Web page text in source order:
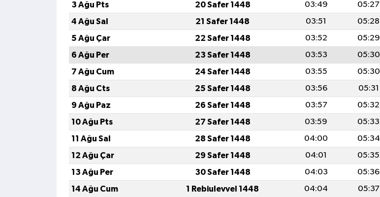
3 Ağu Pts
20 Safer 1448 03:49 05:27
4 Ağu Sal
21 Safer 1448 03:51 05:28
5 Ağu Çar
22 Safer 1448 03:52 05:29
6 Ağu Per
23 Safer 1448 03:53 05:30
7 Ağu Cum
24 Safer 1448 03:55 05:30
8 Ağu Cts
25 Safer 1448 03:56 05:31
9 Ağu Paz
26 Safer 1448 03:57 05:32
10 Ağu Pts
27 Safer 1448 03:59 05:33
11 Ağu Sal
28 Safer 1448 04:00 05:34
12 Ağu Çar
29 Safer 1448 04:01 05:35
13 Ağu Per
30 Safer 1448 04:03 05:36
14 Ağu Cum
1 Rebiulevvel 1448 04:04 05:37